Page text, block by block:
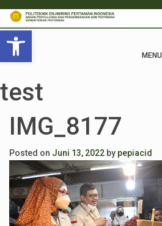
Open toolbar
MENU
test
IMG_8177
Posted on Juni 13, 2022 by pepiacid